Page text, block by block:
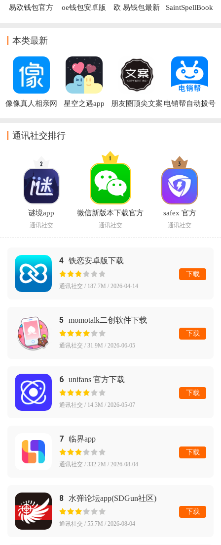
易欧钱包官方
oe钱包安卓版
欧 易钱包最新
SaintSpellBook
本类最新
像像真人相亲网
星空之遇app
朋友圈顶尖文案 电销帮自动拨号
通讯社交排行
谜境app
通讯社交
微信新版本下载官方
通讯社交
safex 官方
通讯社交
4 铁恋安卓版下载
通讯社交 / 187.7M / 2026-04-14
下载
5 momotalk二创软件下载
通讯社交 / 31.9M / 2026-06-05
下载
6 unifans 官方下载
通讯社交 / 14.3M / 2026-05-07
下载
7 临界app
通讯社交 / 332.2M / 2026-08-04
下载
8 水弹论坛app(SDGun社区)
通讯社交 / 55.7M / 2026-08-04
下载